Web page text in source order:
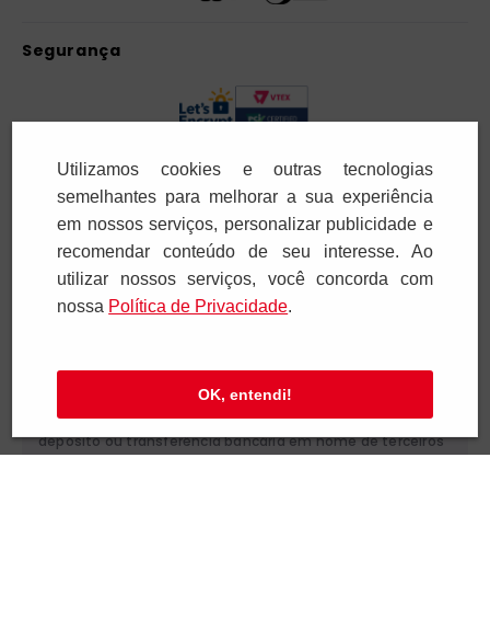
Segurança
Paulus Editora pelo mundo:
Brasil
Para pagar as assinaturas utilize sempre as formas de
pagamento disponibilizadas pela PAULUS. Nunca efetue
depósito ou transferência bancária em nome de terceiros
Utilizamos cookies e outras tecnologias
semelhantes para melhorar a sua experiência
em nossos serviços, personalizar publicidade e
recomendar conteúdo de seu interesse. Ao
utilizar nossos serviços, você concorda com
nossa Polí­tica de Privacidade.
OK, entendi!